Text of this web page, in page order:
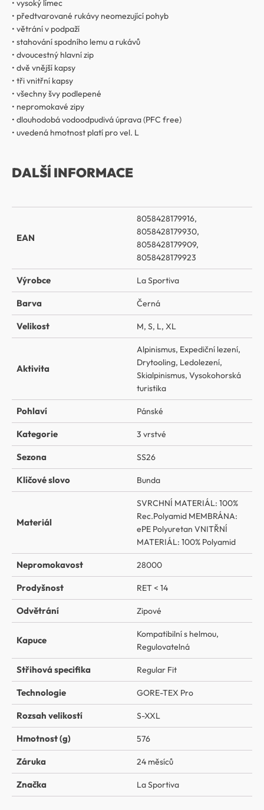
• vysoký límec
• předtvarované rukávy neomezující pohyb
• větrání v podpaží
• stahování spodního lemu a rukávů
• dvoucestný hlavní zip
• dvě vnější kapsy
• tři vnitřní kapsy
• všechny švy podlepené
• nepromokavé zipy
• dlouhodobá vodoodpudivá úprava (PFC free)
• uvedená hmotnost platí pro vel. L
DALŠÍ INFORMACE
EAN
8058428179916,
8058428179930,
8058428179909,
8058428179923
Výrobce La Sportiva
Barva Černá
Velikost M, S, L, XL
Aktivita
Alpinismus, Expediční lezení,
Drytooling, Ledolezení,
Skialpinismus, Vysokohorská
turistika
Pohlaví Pánské
Kategorie 3 vrstvé
Sezona SS26
Klíčové slovo Bunda
Materiál
SVRCHNÍ MATERIÁL: 100%
Rec.Polyamid MEMBRÁNA:
ePE Polyuretan VNITŘNÍ
MATERIÁL: 100% Polyamid
Nepromokavost 28000
Prodyšnost RET < 14
Odvětrání Zipové
Kapuce
Kompatibilní s helmou,
Regulovatelná
Střihová specifika Regular Fit
Technologie GORE-TEX Pro
Rozsah velikostí S-XXL
Hmotnost (g) 576
Záruka 24 měsíců
Značka La Sportiva